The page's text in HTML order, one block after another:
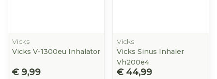
Vicks
Vicks V-1300eu Inhalator
€ 9,99
Vicks
Vicks Sinus Inhaler
Vh200e4
€ 44,99